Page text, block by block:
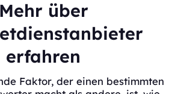
Mehr über
erfahren
Faktor, der einen bestimmten